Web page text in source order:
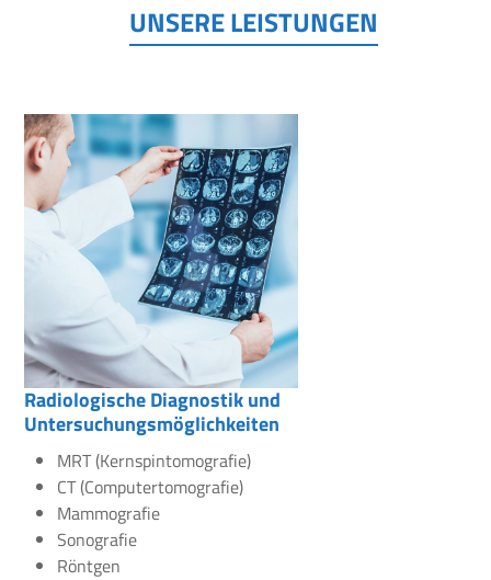
UNSERE LEISTUNGEN
Radiologische Diagnostik und
Untersuchungsmöglichkeiten
MRT (Kernspintomografie)
CT (Computertomografie)
Mammografie
Sonografie
Röntgen